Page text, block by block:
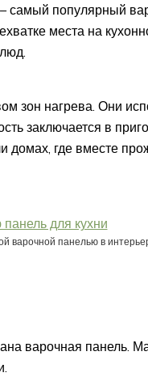
– самый популярный
места на
зон нагрева. Они
заключается в
домах, где вместе
варочной панелью в
варочная панель.